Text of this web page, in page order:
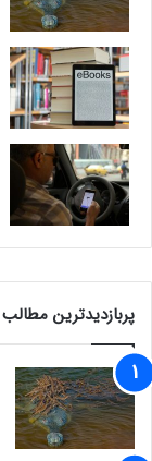
پربازدیدترین مطالب